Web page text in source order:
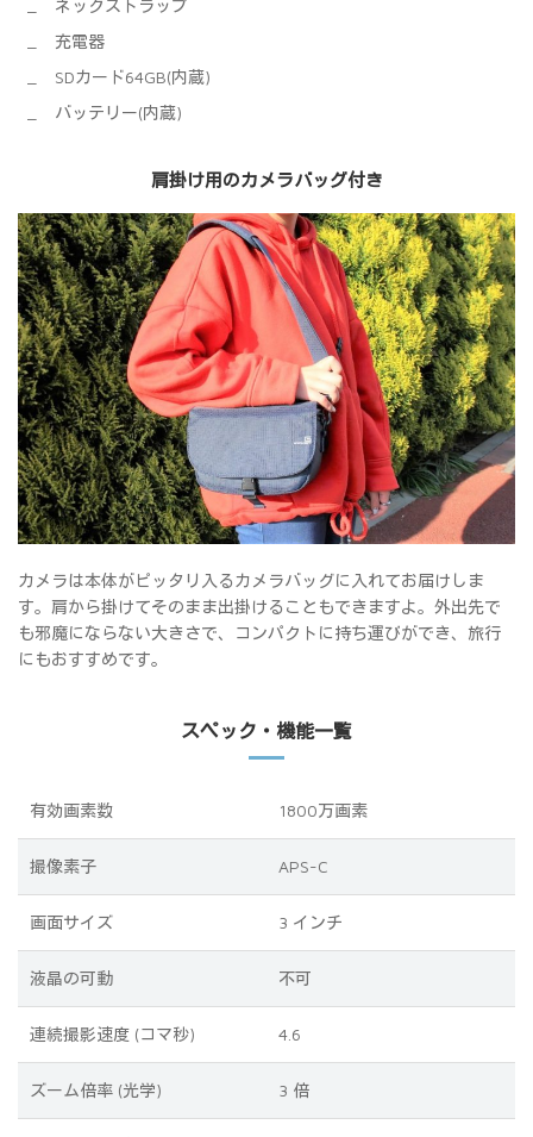
ネックストラップ
充電器
SDカード64GB(内蔵)
バッテリー(内蔵)
肩掛け用のカメラバッグ付き
カメラは本体がピッタリ入るカメラバッグに入れてお届けしま
す。肩から掛けてそのまま出掛けることもできますよ。外出先で
も邪魔にならない大きさで、コンパクトに持ち運びができ、旅行
にもおすすめです。
スペック・機能一覧
有効画素数 1800万画素
撮像素子 APS-C
画面サイズ 3 インチ
液晶の可動 不可
連続撮影速度 (コマ秒) 4.6
ズーム倍率 (光学) 3 倍